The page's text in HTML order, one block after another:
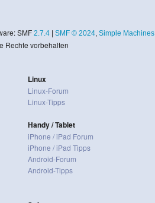
SMF 2.7.4| SMF © 2024, Simple Machines
Rechte vorbehalten
Linux
Linux-Forum
Linux-Tipps
Handy / Tablet
iPhone / iPad Forum
iPhone / iPad Tipps
Android-Forum
Android-Tipps